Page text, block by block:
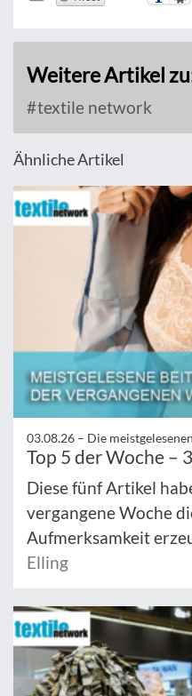
Weitere Artikel
textile network
Ähnliche Artikel
03.08.26 – Die
Top 5 der Woche –
Diese fünf Artikel
vergangene Woche
Aufmerksamkeit
Elling